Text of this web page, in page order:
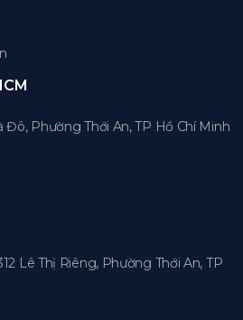
Đô, Phường Thới An, TP Hồ Chí Minh
Lê Thị Riêng, Phường Thới An, TP